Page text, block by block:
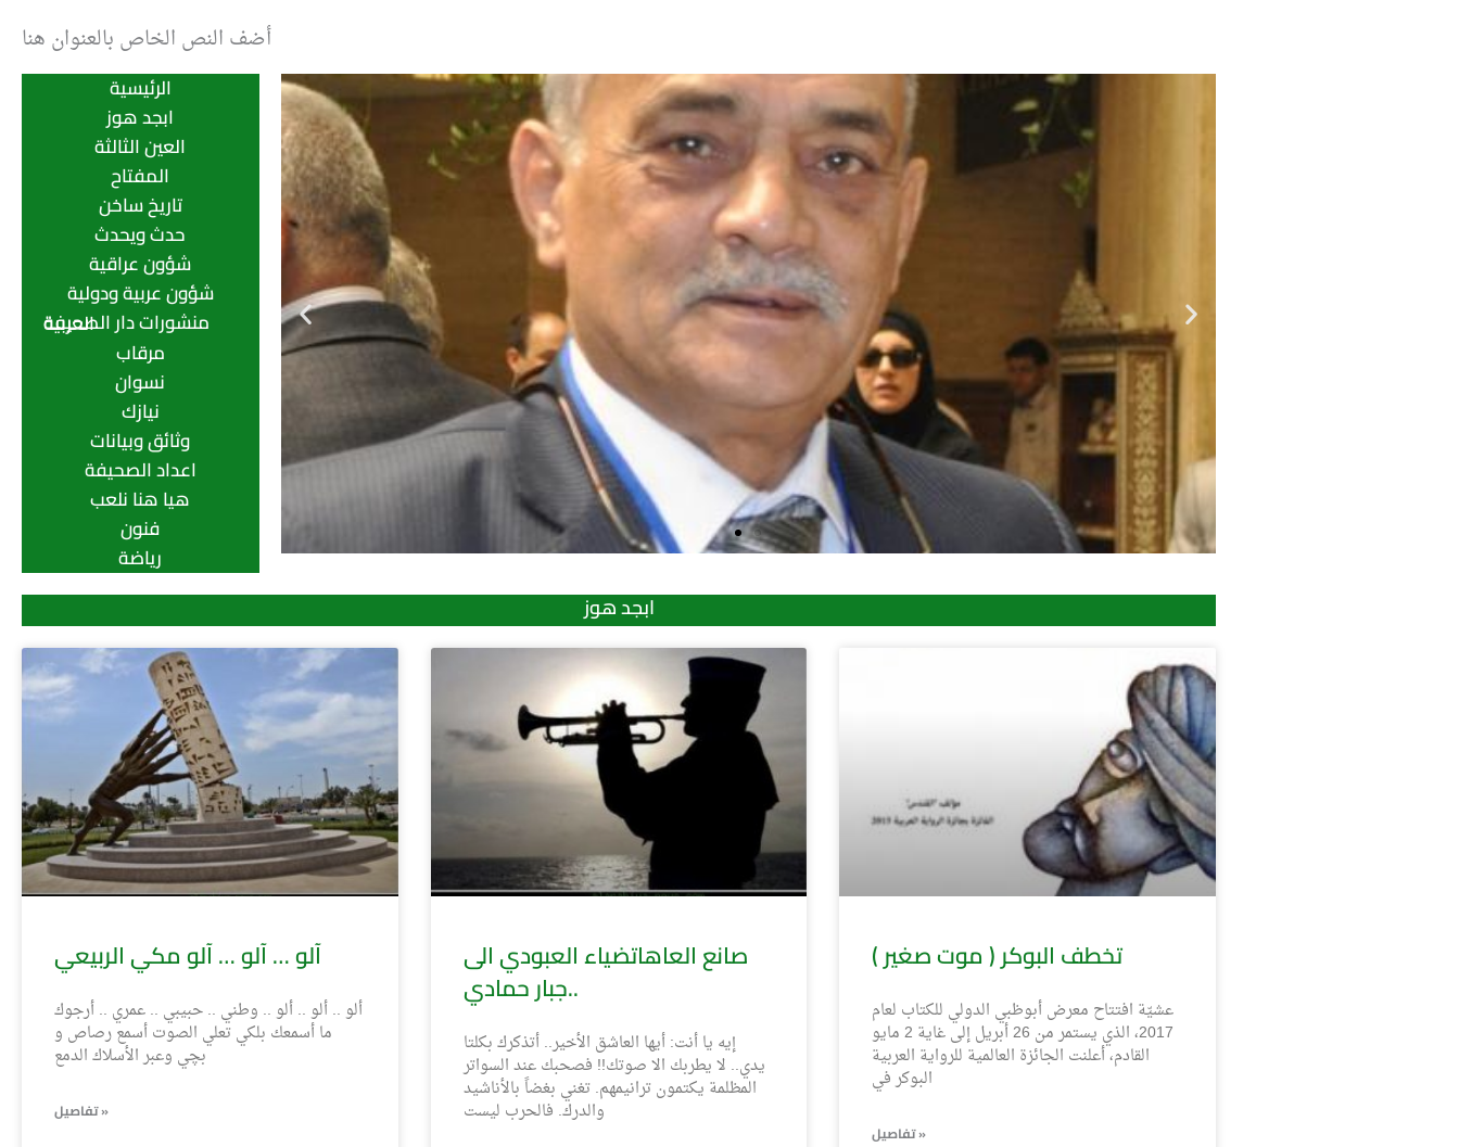
أضف النص الخاص بالعنوان هنا
الرئيسية
ابجد هوز
العين الثالثة
المفتاح
تاريخ ساخن
حدث ويحدث
شؤون عراقية
شؤون عربية ودولية
منشورات دار الصحيفة العربية
مرقاب
نسوان
نيازك
وثائق وبيانات
اعداد الصحيفة
هيا هنا نلعب
فنون
رياضة
نيازك
بقلم : ناديا
العبيدي
ابجد هوز
آلو … آلو … آلو مكي الربيعي
ألو .. ألو .. ألو .. وطني .. حبيبي .. عمري .. أرجوك
ما أسمعك بلكي تعلي الصوت أسمع رصاص و
بچي وعبر الأسلاك الدمع
تفاصيل »
صانع العاهاتضياء العبودي الى
جبار حمادي..
إيه يا أنت: أيها العاشق الأخير.. أتذكرك بكلتا
يدي.. لا يطربك الا صوتك!! فصحبك عند السواتر
المظلمة يكتمون ترانيمهم. تغني بغضاً بالأناشيد
والدرك. فالحرب ليست
( موت صغير ) تخطف البوكر
عشيّة افتتاح معرض أبوظبي الدولي للكتاب لعام
2017، الذي يستمر من 26 أبريل إلى غاية 2 مايو
القادم، أعلنت الجائزة العالمية للرواية العربية
البوكر في
تفاصيل »